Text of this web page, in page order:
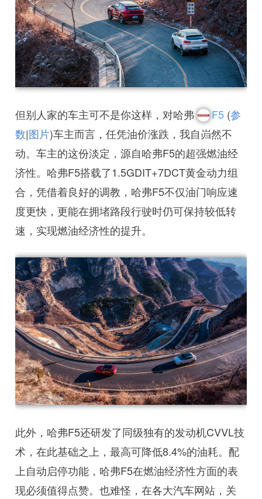
但别人家的车主可不是你这样，对哈弗 F5 (参
数|图片)车主而言，任凭油价涨跌，我自岿然不
动。车主的这份淡定，源自哈弗F5的超强燃油经
济性。哈弗F5搭载了1.5GDIT+7DCT黄金动力组
合，凭借着良好的调教，哈弗F5不仅油门响应速
度更快，更能在拥堵路段行驶时仍可保持较低转
速，实现燃油经济性的提升。
此外，哈弗F5还研发了同级独有的发动机CVVL技
术，在此基础之上，最高可降低8.4%的油耗。配
上自动启停功能，哈弗F5在燃油经济性方面的表
现必须值得点赞。也难怪，在各大汽车网站，关